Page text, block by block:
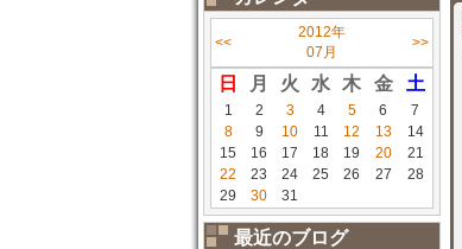
<<
2012年
07月
>>
日 月 火 水 木 金 土
1 2 3 4 5 6
7
8
9 10 11 12 13
14
15
16 17 18 19 20
21
22
23 24 25 26 27
28
29
30 31
最近のブログ